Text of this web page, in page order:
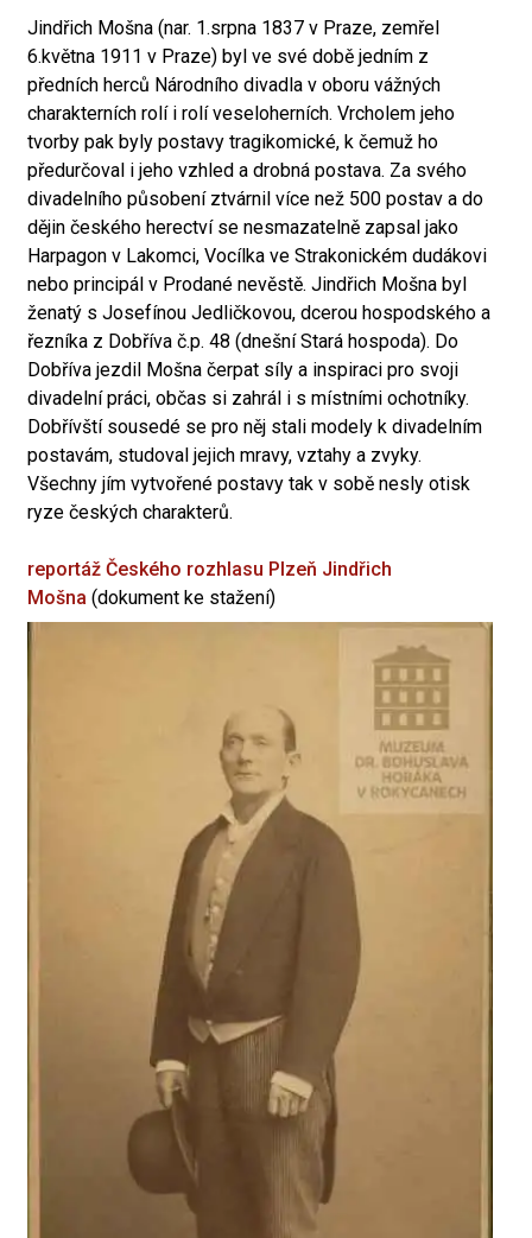
Jindřich Mošna (nar. 1.srpna 1837 v Praze, zemřel
6.května 1911 v Praze) byl ve své době jedním z
předních herců Národního divadla v oboru vážných
charakterních rolí i rolí veseloherních. Vrcholem jeho
tvorby pak byly postavy tragikomické, k čemuž ho
předurčoval i jeho vzhled a drobná postava. Za svého
divadelního působení ztvárnil více než 500 postav a do
dějin českého herectví se nesmazatelně zapsal jako
Harpagon v Lakomci, Vocílka ve Strakonickém dudákovi
nebo principál v Prodané nevěstě. Jindřich Mošna byl
ženatý s Josefínou Jedličkovou, dcerou hospodského a
řezníka z Dobříva č.p. 48 (dnešní Stará hospoda). Do
Dobříva jezdil Mošna čerpat síly a inspiraci pro svoji
divadelní práci, občas si zahrál i s místními ochotníky.
Dobřívští sousedé se pro něj stali modely k divadelním
postavám, studoval jejich mravy, vztahy a zvyky.
Všechny jím vytvořené postavy tak v sobě nesly otisk
ryze českých charakterů.
reportáž Českého rozhlasu Plzeň Jindřich
Mošna (dokument ke stažení)